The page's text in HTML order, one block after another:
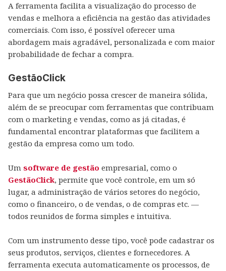
A ferramenta facilita a visualização do processo de
vendas e melhora a eficiência na gestão das atividades
comerciais. Com isso, é possível oferecer uma
abordagem mais agradável, personalizada e com maior
probabilidade de fechar a compra.
GestãoClick
Para que um negócio possa crescer de maneira sólida,
além de se preocupar com ferramentas que contribuam
com o marketing e vendas, como as já citadas, é
fundamental encontrar plataformas que facilitem a
gestão da empresa como um todo.
Um software de gestão empresarial, como o
GestãoClick, permite que você controle, em um só
lugar, a administração de vários setores do negócio,
como o financeiro, o de vendas, o de compras etc. —
todos reunidos de forma simples e intuitiva.
Com um instrumento desse tipo, você pode cadastrar os
seus produtos, serviços, clientes e fornecedores. A
ferramenta executa automaticamente os processos, de